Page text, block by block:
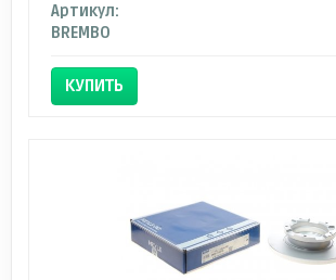
Артикул:
BREMBO
КУПИТЬ